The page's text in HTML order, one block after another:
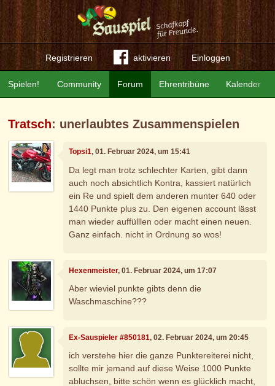
Registrieren aktivieren Einloggen
Community Forum Ehrentribüne Kalender
Spielen!
Tratsch: unerlaubtes Zusammenspielen
Topsi1, 01. Februar 2024, um 15:41
Da legt man trotz schlechter Karten, gibt dann
auch noch absichtlich Kontra, kassiert natürlich
ein Re und spielt dem anderen munter 640 oder
1440 Punkte plus zu. Den eigenen account lässt
man wieder auffülllen oder macht einen neuen.
Ganz einfach. nicht in Ordnung so wos!
Hexenmeister, 01. Februar 2024, um 17:07
Aber wieviel punkte gibts denn die
Waschmaschine???
Ex-Sauspieler #850181, 02. Februar 2024, um 20:45
ich verstehe hier die ganze Punktereiterei nicht,
sollte mir jemand auf diese Weise 1000 Punkte
abluchsen, bitte schön wenn es glücklich macht,